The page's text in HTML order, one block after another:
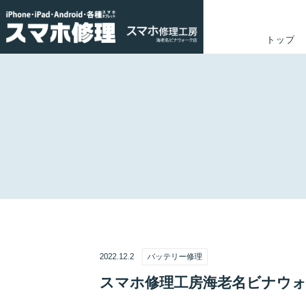
トップ
2022.12.2 バッテリー修理
スマホ修理工房海老名ビナウ